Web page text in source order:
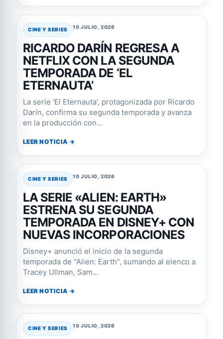
CINE Y SERIES 10 JULIO, 2026
RICARDO DARÍN REGRESA A
NETFLIX CON LA SEGUNDA
TEMPORADA DE ‘EL
ETERNAUTA’
La serie 'El Eternauta', protagonizada por Ricardo
Darín, confirma su segunda temporada y avanza
en la producción con...
LEER NOTICIA →
CINE Y SERIES 10 JULIO, 2026
LA SERIE «ALIEN: EARTH»
ESTRENA SU SEGUNDA
TEMPORADA EN DISNEY+ CON
NUEVAS INCORPORACIONES
Disney+ anunció el inicio de la segunda
temporada de "Alien: Earth", sumando al elenco a
Tracey Ullman, Sam...
LEER NOTICIA →
CINE Y SERIES 10 JULIO, 2026